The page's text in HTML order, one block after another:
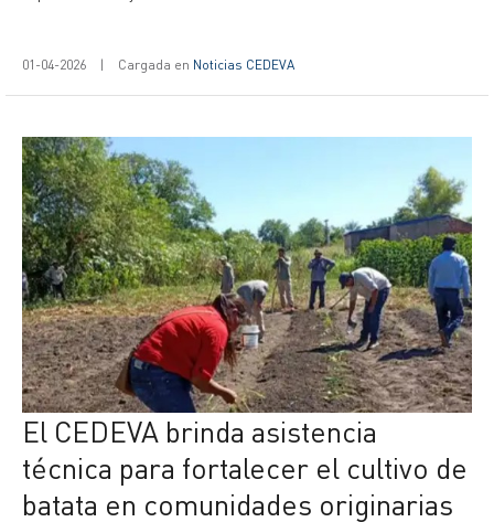
01-04-2026 | Cargada en Noticias CEDEVA
El CEDEVA brinda asistencia
técnica para fortalecer el cultivo de
batata en comunidades originarias